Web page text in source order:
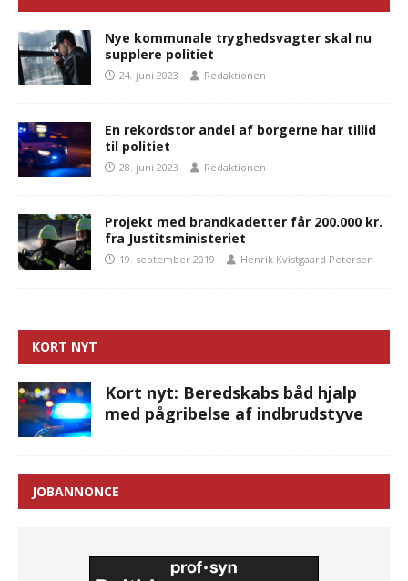
Nye kommunale tryghedsvagter skal nu
supplere politiet
24. juni 2023 Redaktionen
En rekordstor andel af borgerne har tillid
til politiet
28. juni 2023 Redaktionen
Projekt med brandkadetter får 200.000 kr.
fra Justitsministeriet
19. september 2019 Henrik Kvistgaard Petersen
KORT NYT
Kort nyt: Beredskabs båd hjalp
med pågribelse af indbrudstyve
JOBANNONCE